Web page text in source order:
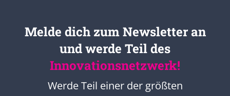
Melde dich zum Newsletter an
und werde Teil des
Innovationsnetzwerk!
Werde Teil einer der größten